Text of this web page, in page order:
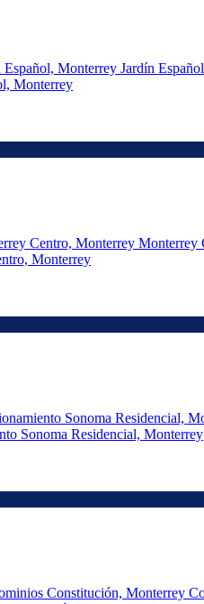
Monterrey
Monterrey
Sonoma Residencial, Monterrey